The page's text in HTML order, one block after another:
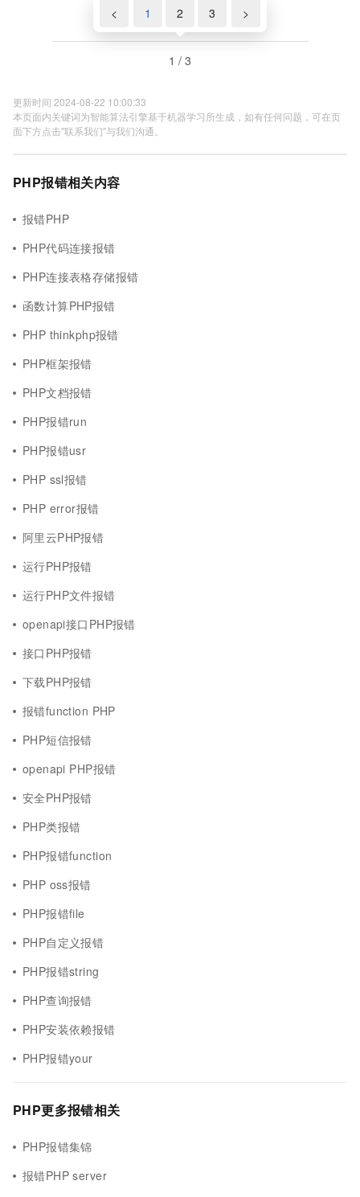
< 1 2 3 >
1 / 3
更新时间 2024-08-22 10:00:33
本页面内关键词为智能算法引擎基于机器学习所生成，如有任何问题，可在页
面下方点击"联系我们"与我们沟通。
PHP报错相关内容
报错PHP
PHP代码连接报错
PHP连接表格存储报错
函数计算PHP报错
PHP thinkphp报错
PHP框架报错
PHP文档报错
PHP报错run
PHP报错usr
PHP ssl报错
PHP error报错
阿里云PHP报错
运行PHP报错
运行PHP文件报错
openapi接口PHP报错
接口PHP报错
下载PHP报错
报错function PHP
PHP短信报错
openapi PHP报错
安全PHP报错
PHP类报错
PHP报错function
PHP oss报错
PHP报错file
PHP自定义报错
PHP报错string
PHP查询报错
PHP安装依赖报错
PHP报错your
PHP更多报错相关
PHP报错集锦
报错PHP server